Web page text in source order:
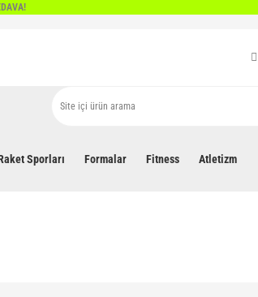
Sporları Formalar Fitness Atletizm